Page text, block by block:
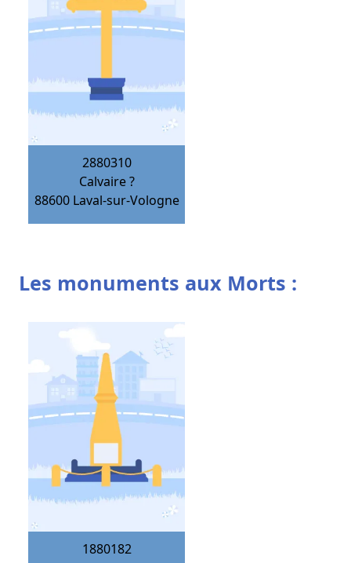
2880310
Calvaire ?
88600 Laval-sur-Vologne
Les monuments aux Morts :
1880182